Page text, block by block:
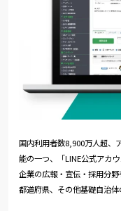
国内利用者数8,900万人超、
能の一つ、「LINE公式アカ
企業の広報・宣伝・採用分
都道府県、その他基礎自治体